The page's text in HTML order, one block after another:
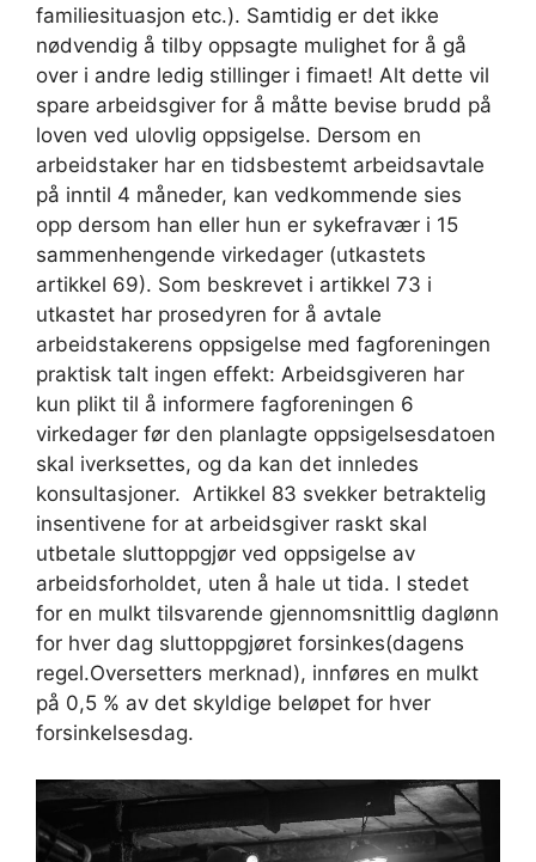
familiesituasjon etc.). Samtidig er det ikke
nødvendig å tilby oppsagte mulighet for å gå
over i andre ledig stillinger i fimaet! Alt dette vil
spare arbeidsgiver for å måtte bevise brudd på
loven ved ulovlig oppsigelse. Dersom en
arbeidstaker har en tidsbestemt arbeidsavtale
på inntil 4 måneder, kan vedkommende sies
opp dersom han eller hun er sykefravær i 15
sammenhengende virkedager (utkastets
artikkel 69). Som beskrevet i artikkel 73 i
utkastet har prosedyren for å avtale
arbeidstakerens oppsigelse med fagforeningen
praktisk talt ingen effekt: Arbeidsgiveren har
kun plikt til å informere fagforeningen 6
virkedager før den planlagte oppsigelsesdatoen
skal iverksettes, og da kan det innledes
konsultasjoner. Artikkel 83 svekker betraktelig
insentivene for at arbeidsgiver raskt skal
utbetale sluttoppgjør ved oppsigelse av
arbeidsforholdet, uten å hale ut tida. I stedet
for en mulkt tilsvarende gjennomsnittlig daglønn
for hver dag sluttoppgjøret forsinkes(dagens
regel.Oversetters merknad), innføres en mulkt
på 0,5 % av det skyldige beløpet for hver
forsinkelsesdag.